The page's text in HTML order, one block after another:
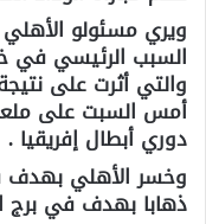
ويري مسئولو الأهلي
السبب الرئيسي في
والتي أثرت على
أمس السبت على
دوري أبطال إفريقيا .
وخسر الأهلي بهدف
ذهابا بهدف في برج